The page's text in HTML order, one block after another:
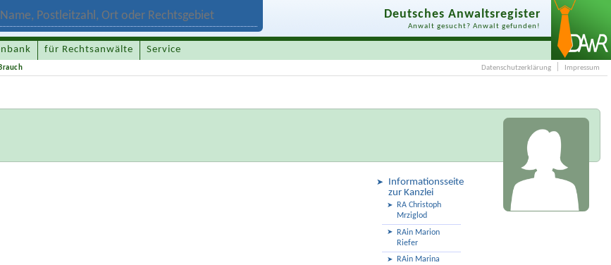
Deutsches Anwaltsregister
Anwalt gesucht? Anwalt gefunden!
für Rechtsanwälte Service
Datenschutzerklärung Impressum
Informationsseite
zur Kanzlei
RA Christoph
Mrziglod
RAin Marion
Riefer
RAin Marina